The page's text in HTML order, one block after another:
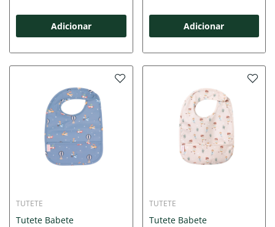
Adicionar Adicionar
TUTETE
Tutete Babete
TUTETE
Tutete Babete